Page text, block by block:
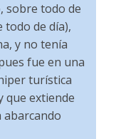
sobre todo de
todo de día),
y no tenía
fue en una
turística
que extiende
abarcando